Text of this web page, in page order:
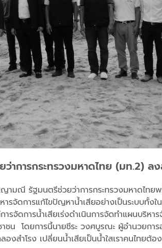
ารกระทรวงมหาดไทย (มท.2) ล
ามณี รัฐมนตรีช่วยว่าการกระทรวงมหาดไทย
ารจัดการแก้ไขปัญหาน้ำเสียอย่างเป็นระบบทั้งใ
ารจัดการน้ำเสียเร่งดำเนินการจัดทำแผนบริ
ชน โดยการนี้นายชีระ วงศบูรณะ ผู้อำนวยกา
องสำโรง เปลี่ยนน้ำเสียเป็นน้ำใสเราคนไทยต้